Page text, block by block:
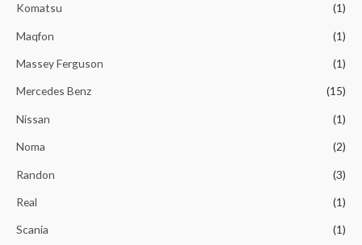
Komatsu (1)
Maqfon (1)
Massey Ferguson (1)
Mercedes Benz (15)
Nissan (1)
Noma (2)
Randon (3)
Real (1)
Scania (1)